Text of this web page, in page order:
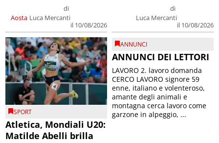
Aosta
di
Luca Mercanti
il 10/08/2026
di
Luca Mercanti
il 10/08/2026
SPORT
Atletica, Mondiali U20:
Matilde Abelli brilla
ANNUNCI
ANNUNCI DEI LETTORI
LAVORO 2. lavoro domanda
CERCO LAVORO signore 59
enne, italiano e volenteroso,
amante degli animali e
montagna cerca lavoro come
garzone in alpeggio, ...